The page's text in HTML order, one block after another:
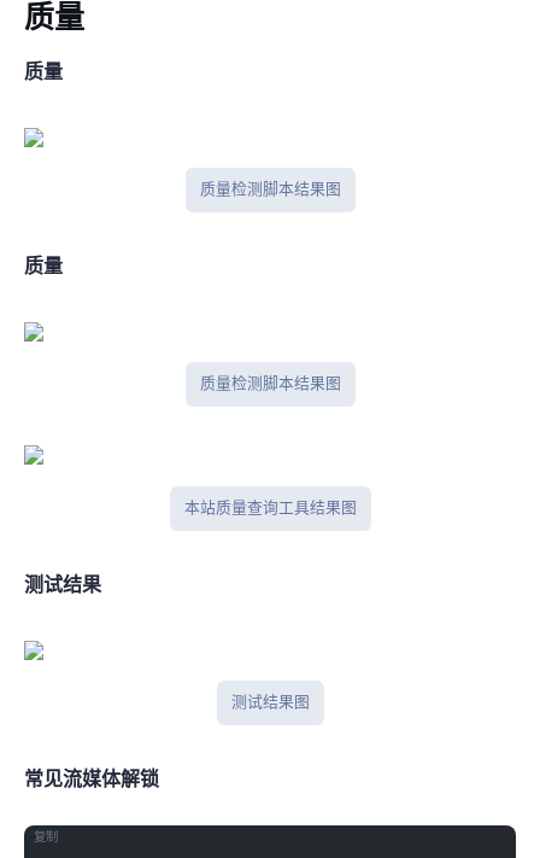
ip质量
IPV4质量
IP质量检测脚本结果图
IPV6质量
IP质量检测脚本结果图
本站IP质量查询工具结果图
IPlark测试结果
iplark测试结果图
常见流媒体解锁
复制